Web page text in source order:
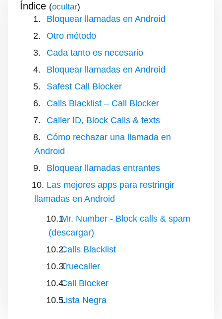
Índice ( )
Bloquear llamadas en Android
Otro método
Cada tanto es necesario
Bloquear llamadas en Android
Safest Call Blocker
Calls Blacklist – Call Blocker
Caller ID, Block Calls & texts
Cómo rechazar una llamada en
Android
Bloquear llamadas entrantes
Las mejores apps para restringir
llamadas en Android
Mr. Number - Block calls & spam
(descargar)
Calls Blacklist
Truecaller
Call Blocker
Lista Negra